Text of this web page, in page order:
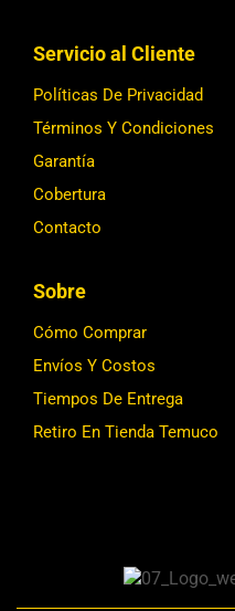
Servicio al Cliente
Políticas De Privacidad
Términos Y Condiciones
Garantía
Cobertura
Contacto
Sobre
Cómo Comprar
Envíos Y Costos
Tiempos De Entrega
Retiro En Tienda Temuco